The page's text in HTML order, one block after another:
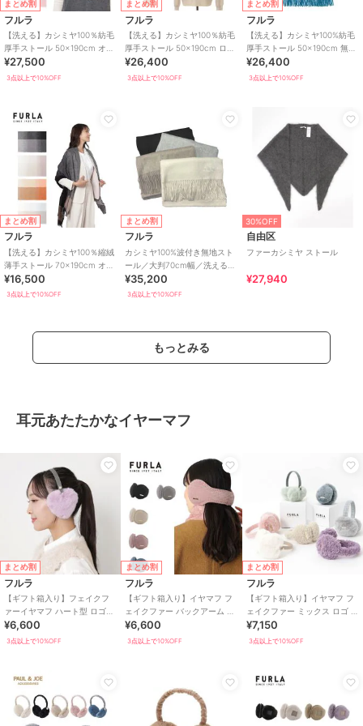
まとめ割
フルラ
【洗える】カシミヤ100％紡毛
厚手ストール 50×190cm オン
ブレー カラーブロック
¥27,500
3点以上で10%OFF
まとめ割
フルラ
【洗える】カシミヤ100％紡毛
厚手ストール 50×190cm ロゴ
無地
¥26,400
3点以上で10%OFF
まとめ割
フルラ
【洗える】カシミヤ100%紡毛
厚手ストール 50×190cm 無地
ロゴ
¥26,400
3点以上で10%OFF
まとめ割
フルラ
【洗える】カシミヤ100％縮絨
薄手ストール 70×190cm オン
ブレー カラーブロック
¥16,500
3点以上で10%OFF
まとめ割
フルラ
カシミヤ100%波付き無地スト
ール／大判70cm幅／洗えるカ
シミヤ
¥35,200
3点以上で10%OFF
30%OFF
自由区
ファーカシミヤ ストール
¥27,940
もっとみる
耳元あたたかなイヤーマフ
まとめ割
フルラ
【ギフト箱入り】フェイクフ
ァーイヤマフ ハート型 ロゴチ
ャーム付き
¥6,600
3点以上で10%OFF
まとめ割
フルラ
【ギフト箱入り】イヤマフ フ
ェイクファー バックアーム ロ
ゴプレート ワンポイント 無地
¥6,600
3点以上で10%OFF
まとめ割
フルラ
【ギフト箱入り】イヤマフ フ
ェイクファー ミックス ロゴ ワ
ンポイント 無地 コンパクト
¥7,150
3点以上で10%OFF